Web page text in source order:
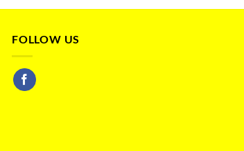
FOLLOW US